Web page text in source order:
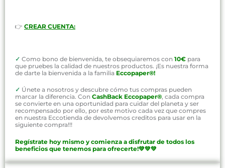
👉 CREAR CUENTA:
✓ Como bono de bienvenida, te obsequiaremos con 10€ para
que pruebes la calidad de nuestros productos. ¡Es nuestra forma
de darte la bienvenida a la familia Eccopaper®!
✓ Únete a nosotros y descubre cómo tus compras pueden
marcar la diferencia. Con CashBack Eccopaper®, cada compra
se convierte en una oportunidad para cuidar del planeta y ser
recompensado por ello, por este motivo cada vez que compres
en nuestra Eccotienda de devolvemos creditos para usar en la
siguiente compra!!!
Regístrate hoy mismo y comienza a disfrutar de todos los
beneficios que tenemos para ofrecerte!💚💚💚